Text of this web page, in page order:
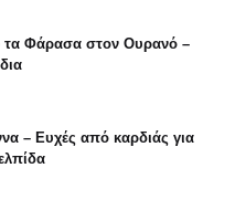
τα Φάρασα στον Ουρανό –
– Ευχές από καρδιάς για